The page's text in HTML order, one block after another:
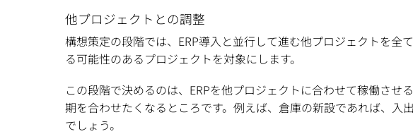
他プロジェクトとの調整
構想策定の段階では、ERP導入と並行して進む他プロジェクトを全
る可能性のあるプロジェクトを対象にします。
この段階で決めるのは、ERPを他プロジェクトに合わせて稼働さ
期を合わせたくなるところです。例えば、倉庫の新設であれば、入
でしょう。